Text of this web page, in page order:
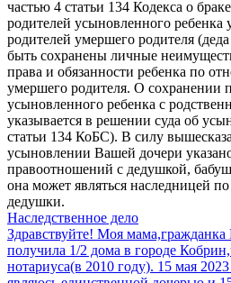
частью 4 статьи 134 Кодекса о
родителей усыновленного ребенка
родителей умершего родителя
быть сохранены личные
права и обязанности ребенка по
умершего родителя. О сохранении
усыновленного ребенка с
указывается в решении суда об
статьи 134 КоБС). В силу
усыновлении Вашей дочери
правоотношений с дедушкой,
она может являться наследницей
дедушки.
Наследственное дело
Здравствуйте! Моя мама,гражданка
получила 1/2 дома в городе
нотариуса(в 2010 году). 15 мая